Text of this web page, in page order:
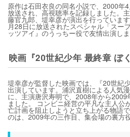
原作は石田衣良の同名小説で、2000年
放送され、高視聴率を記録しました。
藤官九郎、堤幸彦が演出を行っていま
月28日に放送されたスペシャル「スー
ッツアイ』のうっちー役で友情出演しま
映画『20世紀少年 最終章 ぼ
堤幸彦が監督した映画では、『20世紀
出演しています。浦沢直樹による人気
に、主演唐沢寿明で、2008年から
ました。 コンビニ経営の平凡な主人公
亡計画を阻止しようと立ち上がる物語
のは、2009年の三作目、集会場の裏方